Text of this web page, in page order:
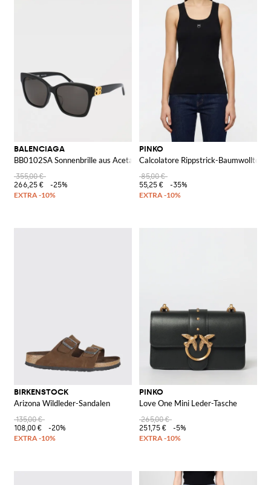
BALENCIAGA
BB0102SA Sonnenbrille aus Acetat
355,00 €
266,25 €
-25%
PINKO
Calcolatore Rippstrick-Baumwolltop
85,00 €
55,25 €
-35%
BIRKENSTOCK
Arizona Wildleder-Sandalen
135,00 €
108,00 €
-20%
PINKO
Love One Mini Leder-Tasche
265,00 €
251,75 €
-5%